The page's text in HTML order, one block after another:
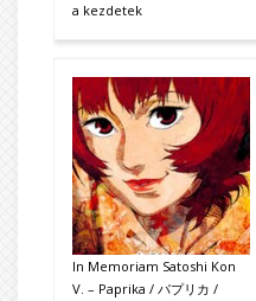
a kezdetek
In Memoriam Satoshi Kon
V. – Paprika / パプリカ /